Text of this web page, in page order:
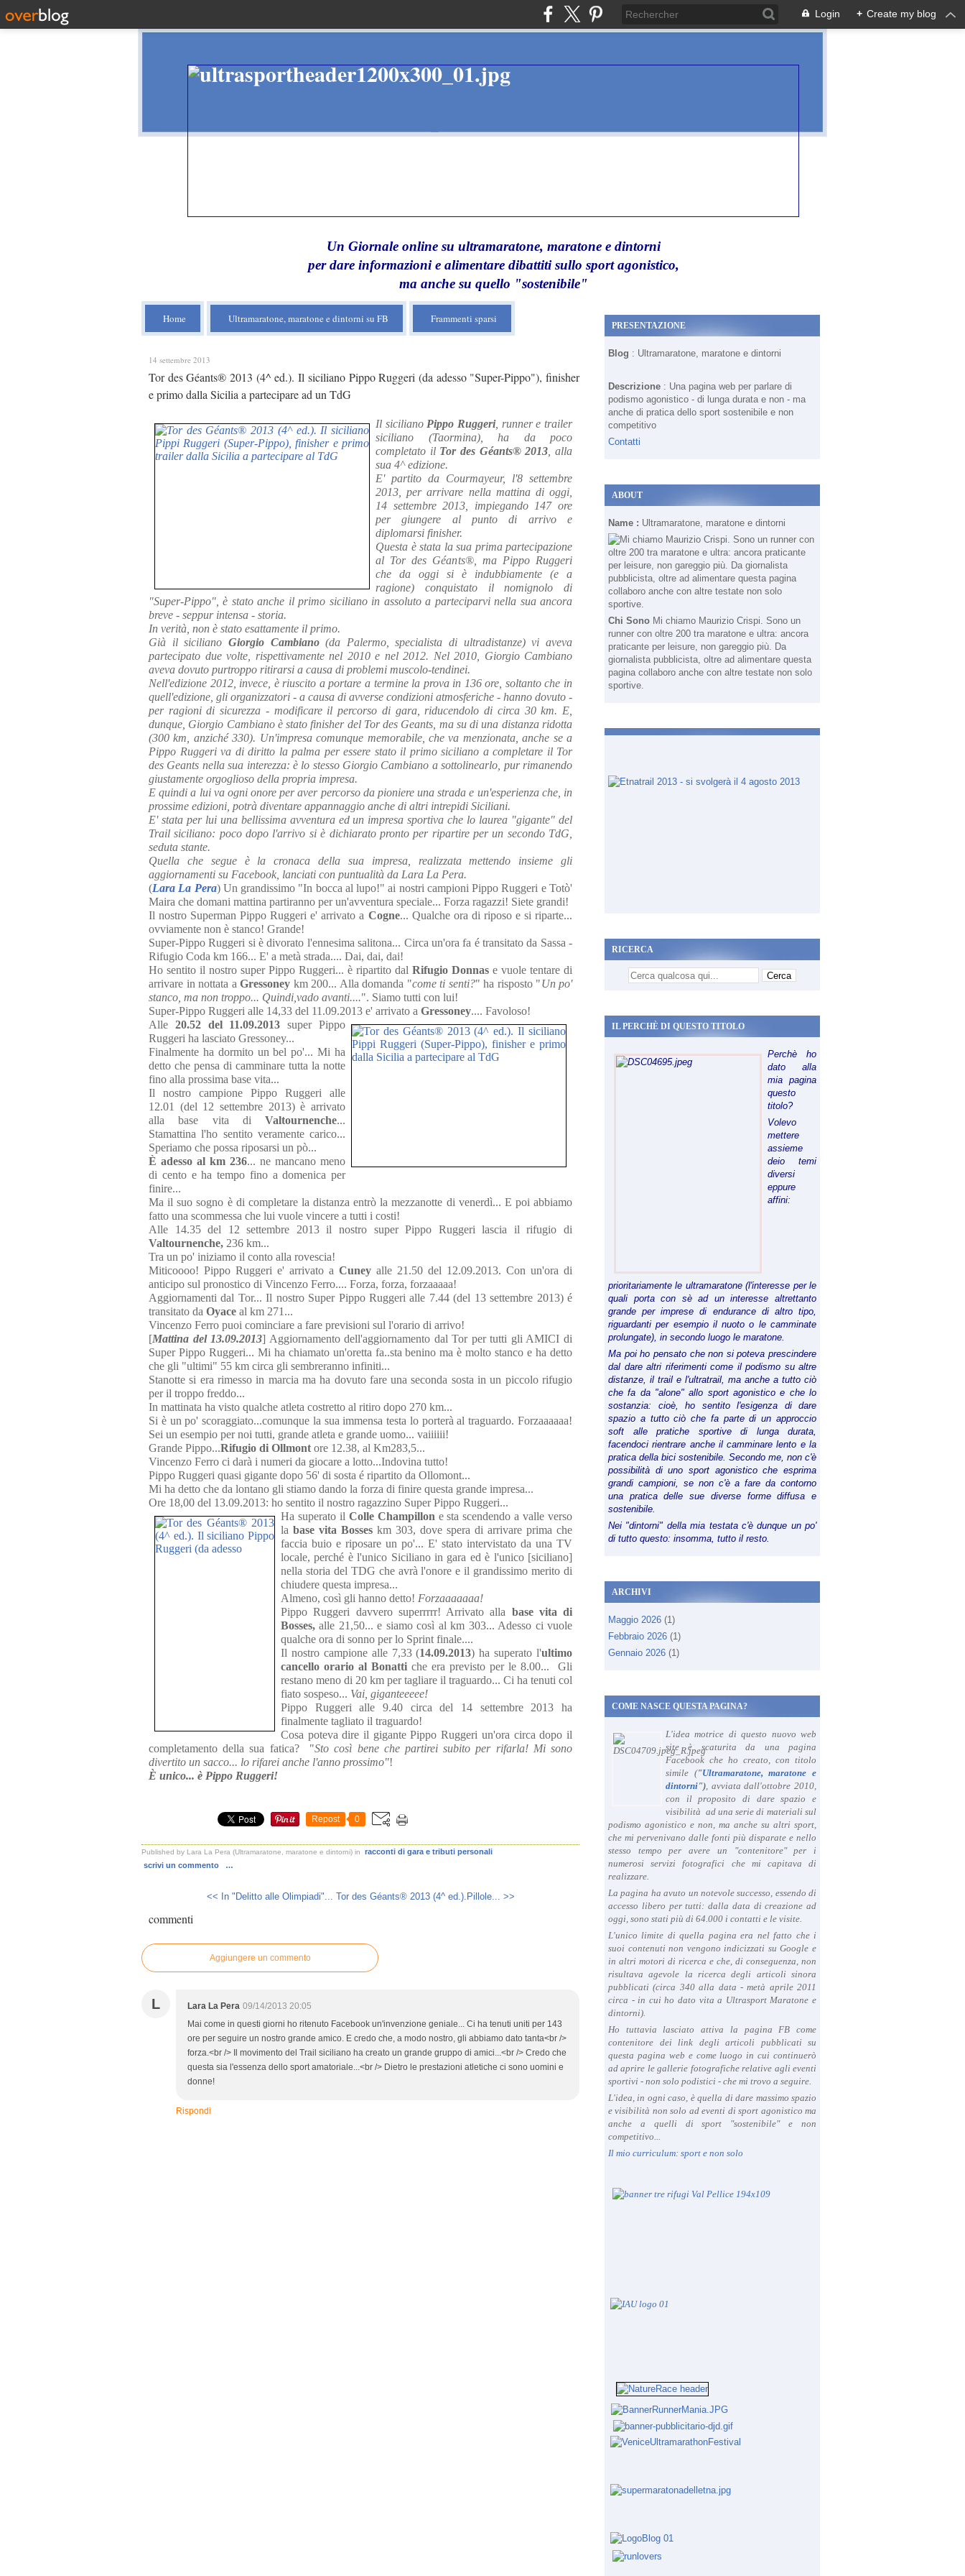
Login + Create my blog
Un Giornale online su ultramaratone, maratone e dintorni
per dare informazioni e alimentare dibattiti sullo sport agonistico,
ma anche su quello "sostenibile"
Home Ultramaratone, maratone e dintorni su FB Frammenti sparsi
14 settembre 2013
Tor des Géants® 2013 (4^ ed.). Il siciliano Pippo Ruggeri (da adesso "Super-Pippo"), finisher
e primo dalla Sicilia a partecipare ad un TdG
Il siciliano Pippo Ruggeri, runner e trailer
siciliano (Taormina), ha da poco
completato il Tor des Géants® 2013 , alla
sua 4^ edizione.
E' partito da Courmayeur, l'8 settembre
2013, per arrivare nella mattina di oggi,
14 settembre 2013, impiegando 147 ore
per giungere al punto di arrivo e
diplomarsi finisher.
Questa è stata la sua prima partecipazione
al Tor des Géants®, ma Pippo Ruggeri
che da oggi si è indubbiamente (e a
ragione) conquistato il nomignolo di
"Super-Pippo", è stato anche il primo siciliano in assoluto a parteciparvi nella sua ancora
breve - seppur intensa - storia.
In verità, non è stato esattamente il primo.
Già il siciliano Giorgio Cambiano(da Palermo, specialista di ultradistanze) vi aveva
partecipato due volte, rispettivamente nel 2010 e nel 2012. Nel 2010, Giorgio Cambiano
aveva dovuto purtroppo ritirarsi a causa di problemi muscolo-tendinei.
Nell'edizione 2012, invece, è riuscito a portare a termine la prova in 136 ore, soltanto che in
quell'edizione, gli organizzatori - a causa di avverse condizioni atmosferiche - hanno dovuto -
per ragioni di sicurezza - modificare il percorso di gara, riducendolo di circa 30 km. E,
dunque, Giorgio Cambiano è stato finisher del Tor des Geants, ma su di una distanza ridotta
(300 km, anziché 330). Un'impresa comunque memorabile, che va menzionata, anche se a
Pippo Ruggeri va di diritto la palma per essere stato il primo siciliano a completare il Tor
des Geants nella sua interezza: è lo stesso Giorgio Cambiano a sottolinearlo, pur rimanendo
giustamente orgoglioso della propria impresa.
E quindi a lui va ogni onore per aver percorso da pioniere una strada e un'esperienza che, in
prossime edizioni, potrà diventare appannaggio anche di altri intrepidi Siciliani.
E' stata per lui una bellissima avventura ed un impresa sportiva che lo laurea "gigante" del
Trail siciliano: poco dopo l'arrivo si è dichiarato pronto per ripartire per un secondo TdG,
seduta stante.
Quella che segue è la cronaca della sua impresa, realizzata mettendo insieme gli
aggiornamenti su Facebook, lanciati con puntualità da Lara La Pera.
(Lara La Pera) Un grandissimo "In bocca al lupo!" ai nostri campioni Pippo Ruggeri e Totò'
Maira che domani mattina partiranno per un'avventura speciale... Forza ragazzi! Siete grandi!
Il nostro Superman Pippo Ruggeri e' arrivato a Cogne... Qualche ora di riposo e si riparte...
ovviamente non è stanco! Grande!
Super-Pippo Ruggeri si è divorato l'ennesima salitona... Circa un'ora fa é transitato da Sassa -
Rifugio Coda km 166... E' a metà strada.... Dai, dai, dai!
Ho sentito il nostro super Pippo Ruggeri... è ripartito dal Rifugio Donnas e vuole tentare di
arrivare in nottata aGressoney km 200... Alla domanda "come ti senti?" ha risposto "Un po'
stanco, ma non troppo... Quindi,vado avanti....". Siamo tutti con lui!
Super-Pippo Ruggeri alle 14,33 del 11.09.2013 e' arrivato a Gressoney.... Favoloso!
Alle 20.52 del 11.09.2013 super Pippo
Ruggeri ha lasciato Gressoney...
Finalmente ha dormito un bel po'... Mi ha
detto che pensa di camminare tutta la notte
fino alla prossima base vita...
Il nostro campione Pippo Ruggeri alle
12.01 (del 12 settembre 2013) è arrivato
alla base vita di Valtournenche...
Stamattina l'ho sentito veramente carico...
Speriamo che possa riposarsi un pò...
È adesso al km 236... ne mancano meno
di cento e ha tempo fino a domenica per
finire...
Ma il suo sogno è di completare la distanza entrò la mezzanotte di venerdì... E poi abbiamo
fatto una scommessa che lui vuole vincere a tutti i costi!
Alle 14.35 del 12 settembre 2013 il nostro super Pippo Ruggeri lascia il rifugio di
Valtournenche, 236 km...
Tra un po' iniziamo il conto alla rovescia!
Miticoooo! Pippo Ruggeri e' arrivato a Cuney alle 21.50 del 12.09.2013. Con un'ora di
anticipo sul pronostico di Vincenzo Ferro.... Forza, forza, forzaaaaa!
Aggiornamenti dal Tor... Il nostro Super Pippo Ruggeri alle 7.44 (del 13 settembre 2013) é
transitato da Oyace al km 271...
Vincenzo Ferro puoi cominciare a fare previsioni sul l'orario di arrivo!
[Mattina del 13.09.2013] Aggiornamento dell'aggiornamento dal Tor per tutti gli AMICI di
Super Pippo Ruggeri... Mi ha chiamato un'oretta fa..sta benino ma è molto stanco e ha detto
che gli "ultimi" 55 km circa gli sembreranno infiniti...
Stanotte si era rimesso in marcia ma ha dovuto fare una seconda sosta in un piccolo rifugio
per il troppo freddo...
In mattinata ha visto qualche atleta costretto al ritiro dopo 270 km...
Si è un po' scoraggiato...comunque la sua immensa testa lo porterà al traguardo. Forzaaaaaa!
Sei un esempio per noi tutti, grande atleta e grande uomo... vaiiiiii!
Grande Pippo...Rifugio di Ollmont ore 12.38, al Km283,5...
Vincenzo Ferro ci darà i numeri da giocare a lotto...Indovina tutto!
Pippo Ruggeri quasi gigante dopo 56' di sosta é ripartito da Ollomont...
Mi ha detto che da lontano gli stiamo dando la forza di finire questa grande impresa...
Ore 18,00 del 13.09.2013: ho sentito il nostro ragazzino Super Pippo Ruggeri...
Ha superato il Colle Champillon e sta scendendo a valle verso
la base vita Bosses km 303, dove spera di arrivare prima che
faccia buio e riposare un po'... E' stato intervistato da una TV
locale, perché è l'unico Siciliano in gara ed è l'unico [siciliano]
nella storia del TDG che avrà l'onore e il grandissimo merito di
chiudere questa impresa...
Almeno, così gli hanno detto! Forzaaaaaaa!
Pippo Ruggeri davvero superrrrr! Arrivato alla base vita di
Bosses,alle 21,50... e siamo così al km 303... Adesso ci vuole
qualche ora di sonno per lo Sprint finale....
Il nostro campione alle 7,33 (14.09.2013) ha superato l'ultimo
cancello orario al Bonatti che era previsto per le 8.00... Gli
restano meno di 20 km per tagliare il traguardo... Ci ha tenuti col
fiato sospeso... Vai, giganteeeee!
Pippo Ruggeri alle 9.40 circa del 14 settembre 2013 ha
finalmente tagliato il traguardo!
Cosa poteva dire il gigante Pippo Ruggeri un'ora circa dopo il
completamento della sua fatica? "Sto così bene che partirei subito per rifarla! Mi sono
divertito un sacco... lo rifarei anche l'anno prossimo"!
È unico... è Pippo Ruggeri!
Repost 0
Published by Lara La Pera (Ultramaratone, maratone e dintorni) in
racconti di gara e tributi personali
scrivi un commento
…
<< In "Delitto alle Olimpiadi"... Tor des Géants® 2013 (4^ ed.).Pillole... >>
commenti
Aggiungere un commento
L Lara La Pera 09/14/2013 20:05
Mai come in questi giorni ho ritenuto Facebook un'invenzione geniale... Ci ha tenuti uniti per 143
ore per seguire un nostro grande amico. E credo che, a modo nostro, gli abbiamo dato tanta<br />
forza.<br /> Il movimento del Trail siciliano ha creato un grande gruppo di amici...<br /> Credo che
questa sia l'essenza dello sport amatoriale...<br /> Dietro le prestazioni atletiche ci sono uomini e
donne!
Rispondi
PRESENTAZIONE
Blog : Ultramaratone, maratone e dintorni
Descrizione : Una pagina web per parlare di
podismo agonistico - di lunga durata e non - ma
anche di pratica dello sport sostenibile e non
competitivo
Contatti
ABOUT
Name : Ultramaratone, maratone e dintorni
Chi Sono Mi chiamo Maurizio Crispi. Sono un
runner con oltre 200 tra maratone e ultra: ancora
praticante per leisure, non gareggio più. Da
giornalista pubblicista, oltre ad alimentare questa
pagina collaboro anche con altre testate non solo
sportive.
RICERCA
IL PERCHÈ DI QUESTO TITOLO
Perchè ho
dato alla
mia pagina
questo
titolo?
Volevo
mettere
assieme
deio temi
diversi
eppure
affini:
prioritariamente le ultramaratone (l'interesse per le
quali porta con sè ad un interesse altrettanto
grande per imprese di endurance di altro tipo,
riguardanti per esempio il nuoto o le camminate
prolungate), in secondo luogo le maratone.
Ma poi ho pensato che non si poteva prescindere
dal dare altri riferimenti come il podismo su altre
distanze, il trail e l'ultratrail, ma anche a tutto ciò
che fa da "alone" allo sport agonistico e che lo
sostanzia: cioè, ho sentito l'esigenza di dare
spazio a tutto ciò che fa parte di un approccio
soft alle pratiche sportive di lunga durata,
facendoci rientrare anche il camminare lento e la
pratica della bici sostenibile. Secondo me, non c'è
possibilità di uno sport agonistico che esprima
grandi campioni, se non c'è a fare da contorno
una pratica delle sue diverse forme diffusa e
sostenibile.
Nei "dintorni" della mia testata c'è dunque un po'
di tutto questo: insomma, tutto il resto.
ARCHIVI
Maggio 2026 (1)
Febbraio 2026 (1)
Gennaio 2026 (1)
COME NASCE QUESTA PAGINA?
L'idea motrice di questo nuovo web
site è scaturita da una pagina
Facebook che ho creato, con titolo
simile ("Ultramaratone, maratone e
dintorni"), avviata dall'ottobre 2010,
con il proposito di dare spazio e
visibilità ad una serie di materiali sul
podismo agonistico e non, ma anche su altri sport,
che mi pervenivano dalle fonti più disparate e nello
stesso tempo per avere un "contenitore" per i
numerosi servizi fotografici che mi capitava di
realizzare.
La pagina ha avuto un notevole successo, essendo di
accesso libero per tutti: dalla data di creazione ad
oggi, sono stati più di 64.000 i contatti e le visite.
L'unico limite di quella pagina era nel fatto che i
suoi contenuti non vengono indicizzati su Google e
in altri motori di ricerca e che, di conseguenza, non
risultava agevole la ricerca degli articoli sinora
pubblicati (circa 340 alla data - metà aprile 2011
circa - in cui ho dato vita a Ultrasport Maratone e
dintorni).
Ho tuttavia lasciato attiva la pagina FB come
contenitore dei link degli articoli pubblicati su
questa pagina web e come luogo in cui continuerò
ad aprire le gallerie fotografiche relative agli eventi
sportivi - non solo podistici - che mi trovo a seguire.
L'idea, in ogni caso, è quella di dare massimo spazio
e visibilità non solo ad eventi di sport agonistico ma
anche a quelli di sport "sostenibile" e non
competitivo...
Il mio curriculum: sport e non solo